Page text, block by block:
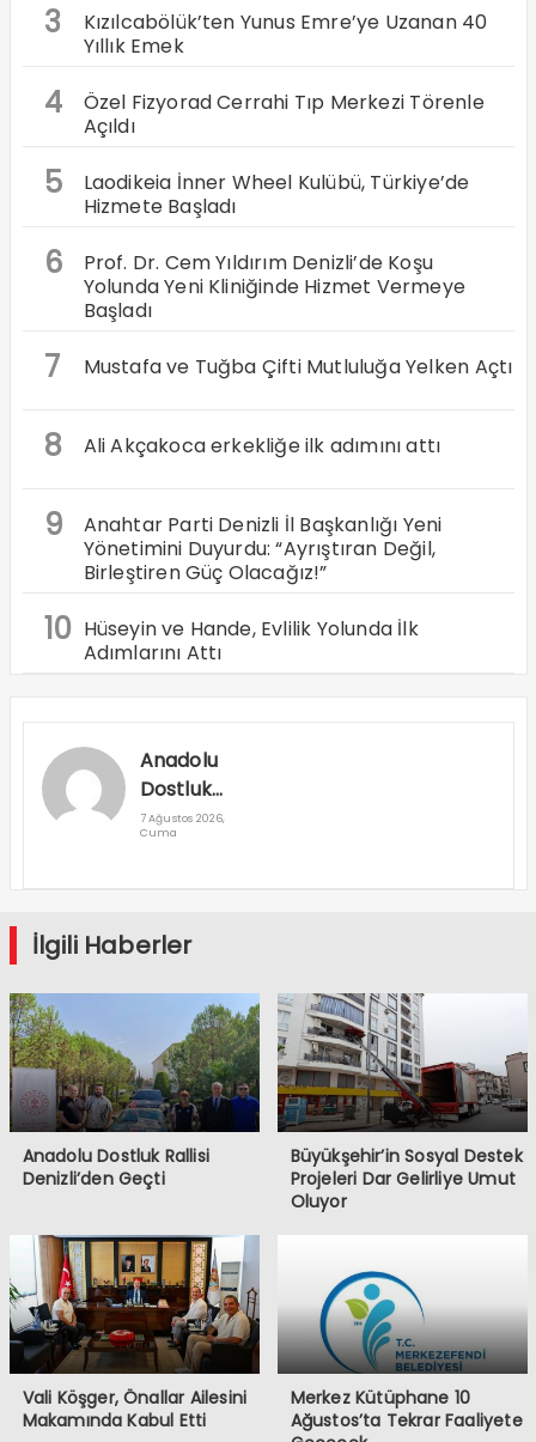
3
Kızılcabölük’ten Yunus Emre’ye Uzanan 40
Yıllık Emek
4
Özel Fizyorad Cerrahi Tıp Merkezi Törenle
Açıldı
5
Laodikeia İnner Wheel Kulübü, Türkiye’de
Hizmete Başladı
6
Prof. Dr. Cem Yıldırım Denizli’de Koşu
Yolunda Yeni Kliniğinde Hizmet Vermeye
Başladı
7 Mustafa ve Tuğba Çifti Mutluluğa Yelken Açtı
8 Ali Akçakoca erkekliğe ilk adımını attı
9
Anahtar Parti Denizli İl Başkanlığı Yeni
Yönetimini Duyurdu: “Ayrıştıran Değil,
Birleştiren Güç Olacağız!”
10 Hüseyin ve Hande, Evlilik Yolunda İlk
Adımlarını Attı
Anadolu
Dostluk
Rallisi
7 Ağustos 2026,
Cuma
İlgili Haberler
Anadolu Dostluk Rallisi
Denizli’den Geçti
Büyükşehir’in Sosyal Destek
Projeleri Dar Gelirliye Umut
Oluyor
Vali Köşger, Önallar Ailesini
Makamında Kabul Etti
Merkez Kütüphane 10
Ağustos’ta Tekrar Faaliyete